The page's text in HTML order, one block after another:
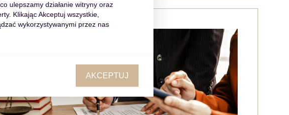
ulepszamy działanie witryny oraz
Klikając Akceptuj wszystkie,
wykorzystywanymi przez nas
AKCEPTUJ